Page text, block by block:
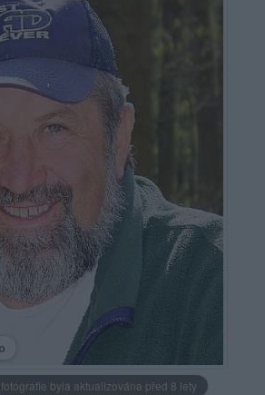
byla aktualizována před 8 lety